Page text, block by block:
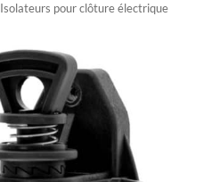
Isolateurs pour clôture électrique